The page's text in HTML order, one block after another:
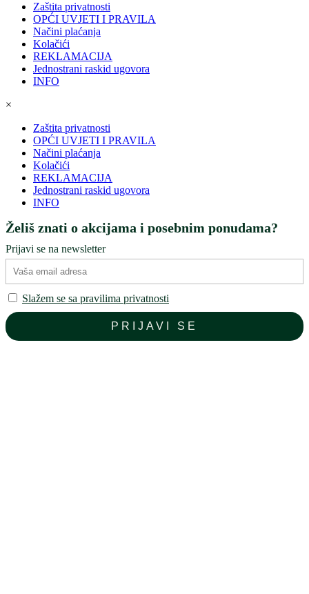
Zaštita privatnosti
OPĆI UVJETI I PRAVILA
Načini plaćanja
Kolačići
REKLAMACIJA
Jednostrani raskid ugovora
INFO
×
Zaštita privatnosti
OPĆI UVJETI I PRAVILA
Načini plaćanja
Kolačići
REKLAMACIJA
Jednostrani raskid ugovora
INFO
Želiš znati o akcijama i posebnim ponudama?
Prijavi se na newsletter
Slažem se sa pravilima privatnosti